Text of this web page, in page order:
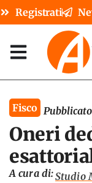
Registrati
Fisco
Oneri
A cura di:Studio